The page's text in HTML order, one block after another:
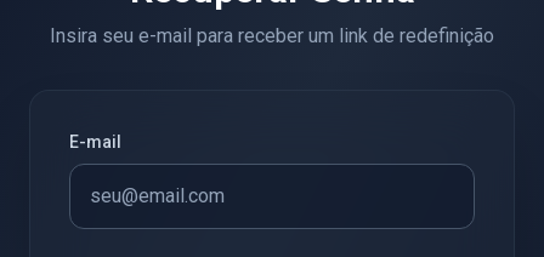
Insira seu e-mail para receber um link de redefinição
E-mail